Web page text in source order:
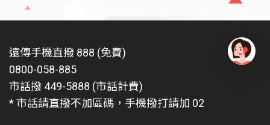
遠傳手機直撥 888 (免費)
0800-058-885
市話撥 449-5888 (市話計費)
* 市話請直撥不加區碼，手機撥打請加 02